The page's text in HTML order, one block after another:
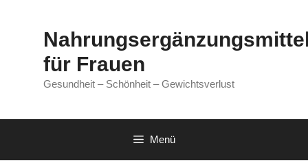
für Frauen
Gesundheit – Schönheit – Gewichtsverlust
Menü